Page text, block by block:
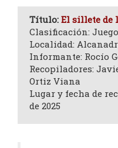
Título: El sillete de
Clasificación:
Localidad:
Informante: Rocío
Recopiladores:
Ortiz Viana
Lugar y fecha de
de 2025